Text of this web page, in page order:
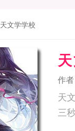
天文学学校
作者
天